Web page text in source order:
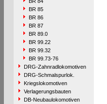
BR 85
BR 86
BR 87
BR 89.0
BR 99.22
BR 99.32
BR 99.73-76
DRG-Zahnradlokomotiven
DRG-Schmalspurlok.
Kriegslokomotiven
Verlagerungsbauten
DB-Neubaulokomotiven